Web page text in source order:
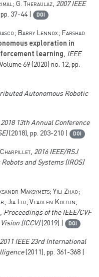
G. Theraulaz, 2007 IEEE
37-44 | DOI
Barry Lennox; Farshad
exploration in
learning, IEEE
69 (2020) no. 12, pp.
Autonomous Robotic
2018 13th Annual Conference
(2018), pp. 203-210 | DOI
Charpillet, 2016 IEEE/RSJ
and Systems (IROS)
Maksymets; Yili Zhao;
Jia Liu; Vladlen Koltun;
, Proceedings of the IEEE/CVF
(ICCV)(2019) | DOI
IEEE 23rd International
(2011), pp. 361-368 |